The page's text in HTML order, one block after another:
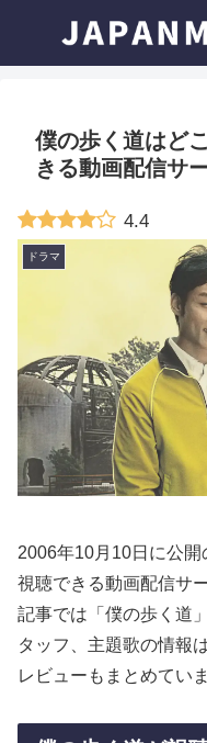
僕の歩く道はど
きる動画配信サ
4.4
ドラマ
2006年10月10日に公
視聴できる動画配信サ
記事では「僕の歩く道
タッフ、主題歌の情報
レビューもまとめていま